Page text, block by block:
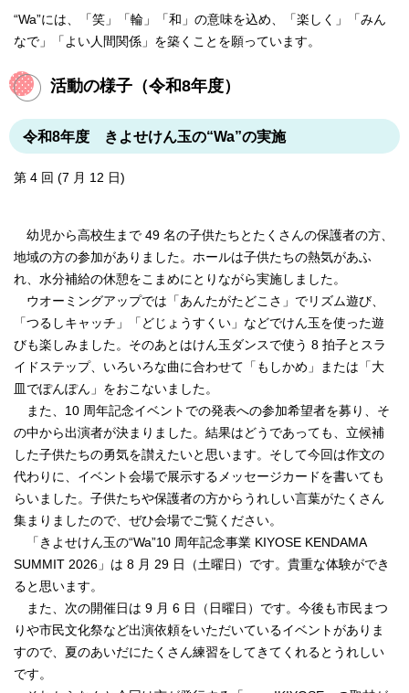
“Wa”には、「笑」「輪」「和」の意味を込め、「楽しく」「みん
なで」「よい人間関係」を築くことを願っています。
活動の様子（令和8年度）
令和8年度 きよせけん玉の“Wa”の実施
第 4 回 (7 月 12 日)
幼児から高校生まで 49 名の子供たちとたくさんの保護者の方、
地域の方の参加がありました。ホールは子供たちの熱気があふ
れ、水分補給の休憩をこまめにとりながら実施しました。
ウオーミングアップでは「あんたがたどこさ」でリズム遊び、
「つるしキャッチ」「どじょうすくい」などでけん玉を使った遊
びも楽しみました。そのあとはけん玉ダンスで使う 8 拍子とスラ
イドステップ、いろいろな曲に合わせて「もしかめ」または「大
皿でぽんぽん」をおこないました。
また、10 周年記念イベントでの発表への参加希望者を募り、そ
の中から出演者が決まりました。結果はどうであっても、立候補
した子供たちの勇気を讃えたいと思います。そして今回は作文の
代わりに、イベント会場で展示するメッセージカードを書いても
らいました。子供たちや保護者の方からうれしい言葉がたくさん
集まりましたので、ぜひ会場でご覧ください。
「きよせけん玉の“Wa”10 周年記念事業 KIYOSE KENDAMA
SUMMIT 2026」は 8 月 29 日（土曜日）です。貴重な体験ができ
ると思います。
また、次の開催日は 9 月 6 日（日曜日）です。今後も市民まつ
りや市民文化祭など出演依頼をいただいているイベントがありま
すので、夏のあいだにたくさん練習をしてきてくれるとうれしい
です。